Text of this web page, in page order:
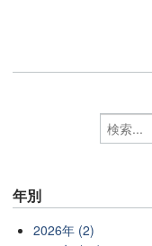
年別
2026年 (2)